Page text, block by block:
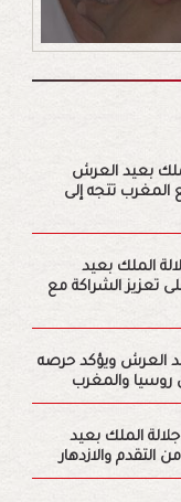
بعيد العرش
المغرب تتجه إلى
الملك بعيد
تعزيز الشراكة مع
العرش ويؤكد حرصه
روسيا والمغرب
الملك بعيد
التقدم والازدهار